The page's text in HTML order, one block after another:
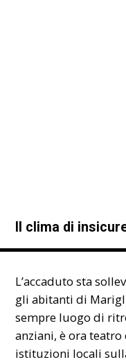
Il clima di
L’accaduto sta
gli abitanti di
sempre luogo di
anziani, è ora
istituzioni locali